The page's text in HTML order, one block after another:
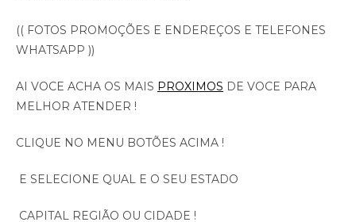
(( FOTOS PROMOÇÕES E ENDEREÇOS E TELEFONES
WHATSAPP ))
AI VOCE ACHA OS MAIS PROXIMOS DE VOCE PARA
MELHOR ATENDER !
CLIQUE NO MENU BOTÕES ACIMA !
E SELECIONE QUAL E O SEU ESTADO
CAPITAL REGIÃO OU CIDADE !